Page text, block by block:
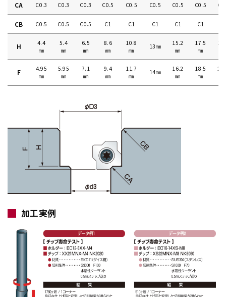
CA C0.3 C0.3 C0.3 C0.5 C0.5 C0.5 C0.5 C0.5
CB C0.5 C0.5 C0.5 C1 C1 C1 C1 C1
H
4.4
㎜
5.4
㎜
6.5
㎜
8.6
㎜
10.8
㎜
13㎜
15.2
㎜
17.5
㎜
F
4.95
㎜
5.95
㎜
7.1
㎜
9.4
㎜
11.7
㎜
14㎜
16.2
㎜
18.5
㎜
加工実例